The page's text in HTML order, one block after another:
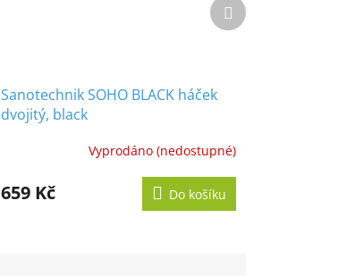
Sanotechnik SOHO BLACK háček
dvojitý, black
Vyprodáno (nedostupné)
659 Kč Do košíku
produkt